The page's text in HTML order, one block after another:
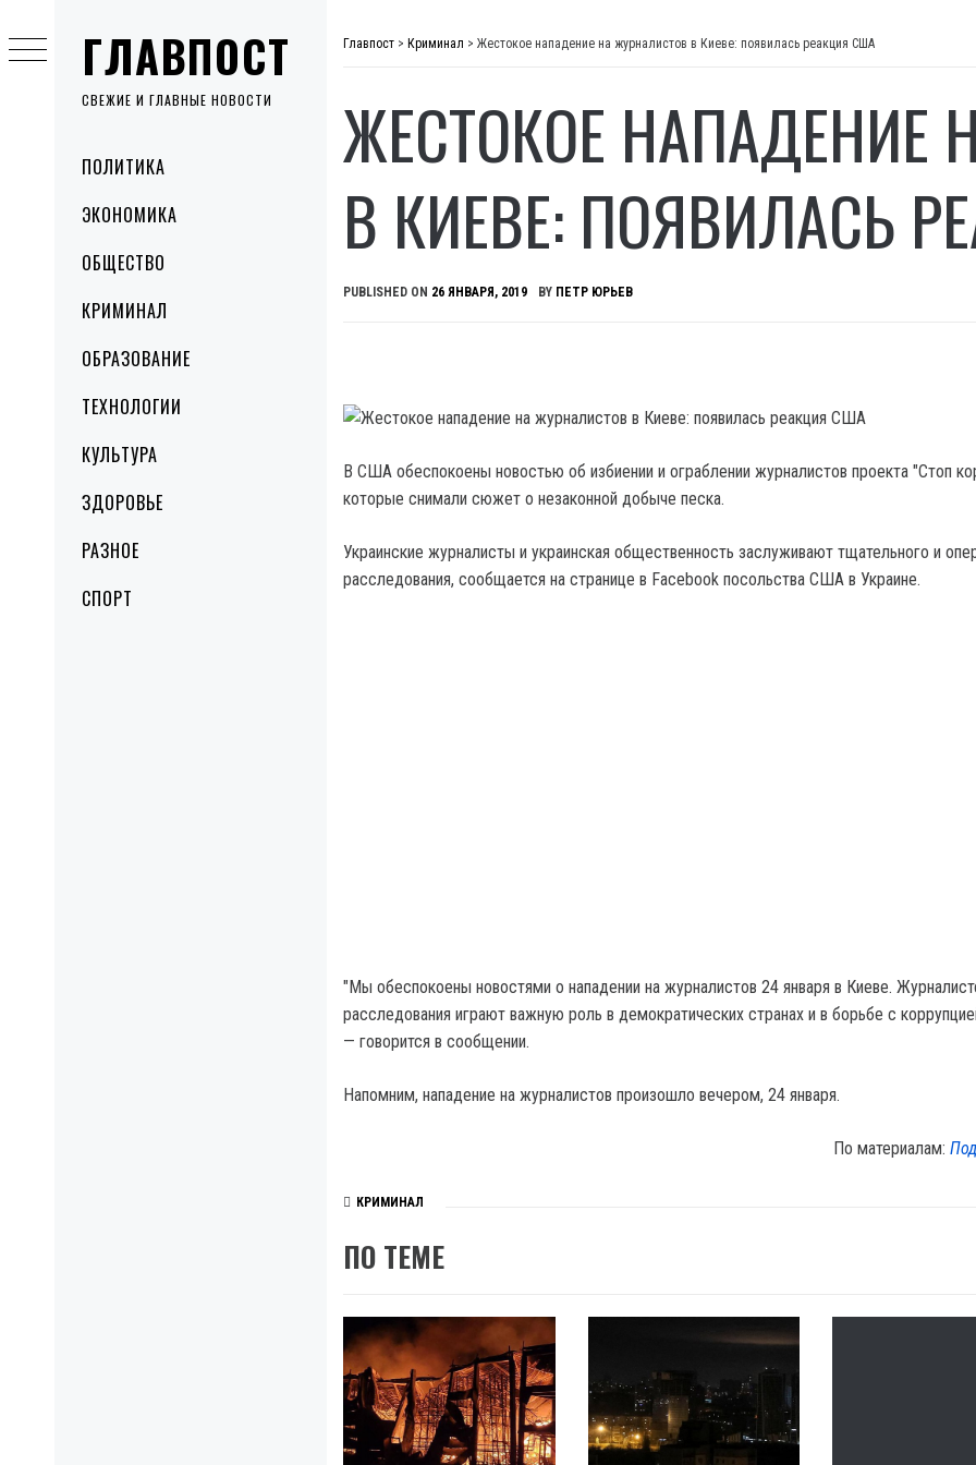
ГЛАВПОСТ
СВЕЖИЕ И ГЛАВНЫЕ НОВОСТИ
MenuПОЛИТИКА
ЭКОНОМИКА
ОБЩЕСТВО
КРИМИНАЛ
ОБРАЗОВАНИЕ
ТЕХНОЛОГИИ
КУЛЬТУРА
ЗДОРОВЬЕ
РАЗНОЕ
СПОРТ
to
content
Главпост > Криминал > Жестокое нападение на журналистов в Киеве: появилась реакция США
ЖЕСТОКОЕ НАПАДЕНИЕ
В КИЕВЕ: ПОЯВИЛАСЬ
PUBLISHED ON 26 ЯНВАРЯ, 2019 BY ПЕТР ЮРЬЕВ
В США обеспокоены новостью об избиении и ограблении журналистов проекта "Стоп
которые снимали сюжет о незаконной добыче песка.
Украинские журналисты и украинская общественность заслуживают тщательного и
расследования, сообщается на странице в Facebook посольства США в Украине.
"Мы обеспокоены новостями о нападении на журналистов 24 января в Киеве.
расследования играют важную роль в демократических странах и в борьбе с
— говорится в сообщении.
Напомним, нападение на журналистов произошло вечером, 24 января.
По материалам:
КРИМИНАЛ
ПО ТЕМЕ